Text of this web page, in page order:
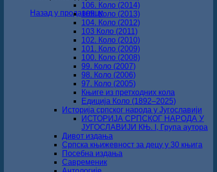
Назад у продавницу
106. Коло (2014)
105. Коло (2013)
104. Коло (2012)
103 Коло (2011)
102. Коло (2010)
101. Коло (2009)
100. Коло (2008)
99. Коло (2007)
98. Коло (2006)
97. Коло (2005)
Књиге из претходних кола
Едиција Коло (1892‒2025)
Историја српског народа у Југославији
ИСТОРИЈА СРПСКОГ НАРОДА У
ЈУГОСЛАВИЈИ КЊ. I, Група аутора
Дивот издања
Српска књижевност за децу у 30 књига
Посебна издања
Савременик